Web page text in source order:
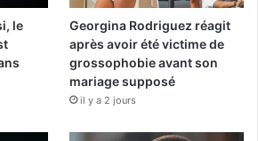
le
Georgina Rodriguez réagit
après avoir été victime de
grossophobie avant son
mariage supposé
il y a 2 jours